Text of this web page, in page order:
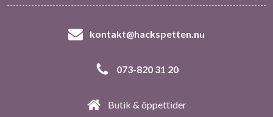
kontakt@hackspetten.nu
073-820 31 20
Butik & öppettider